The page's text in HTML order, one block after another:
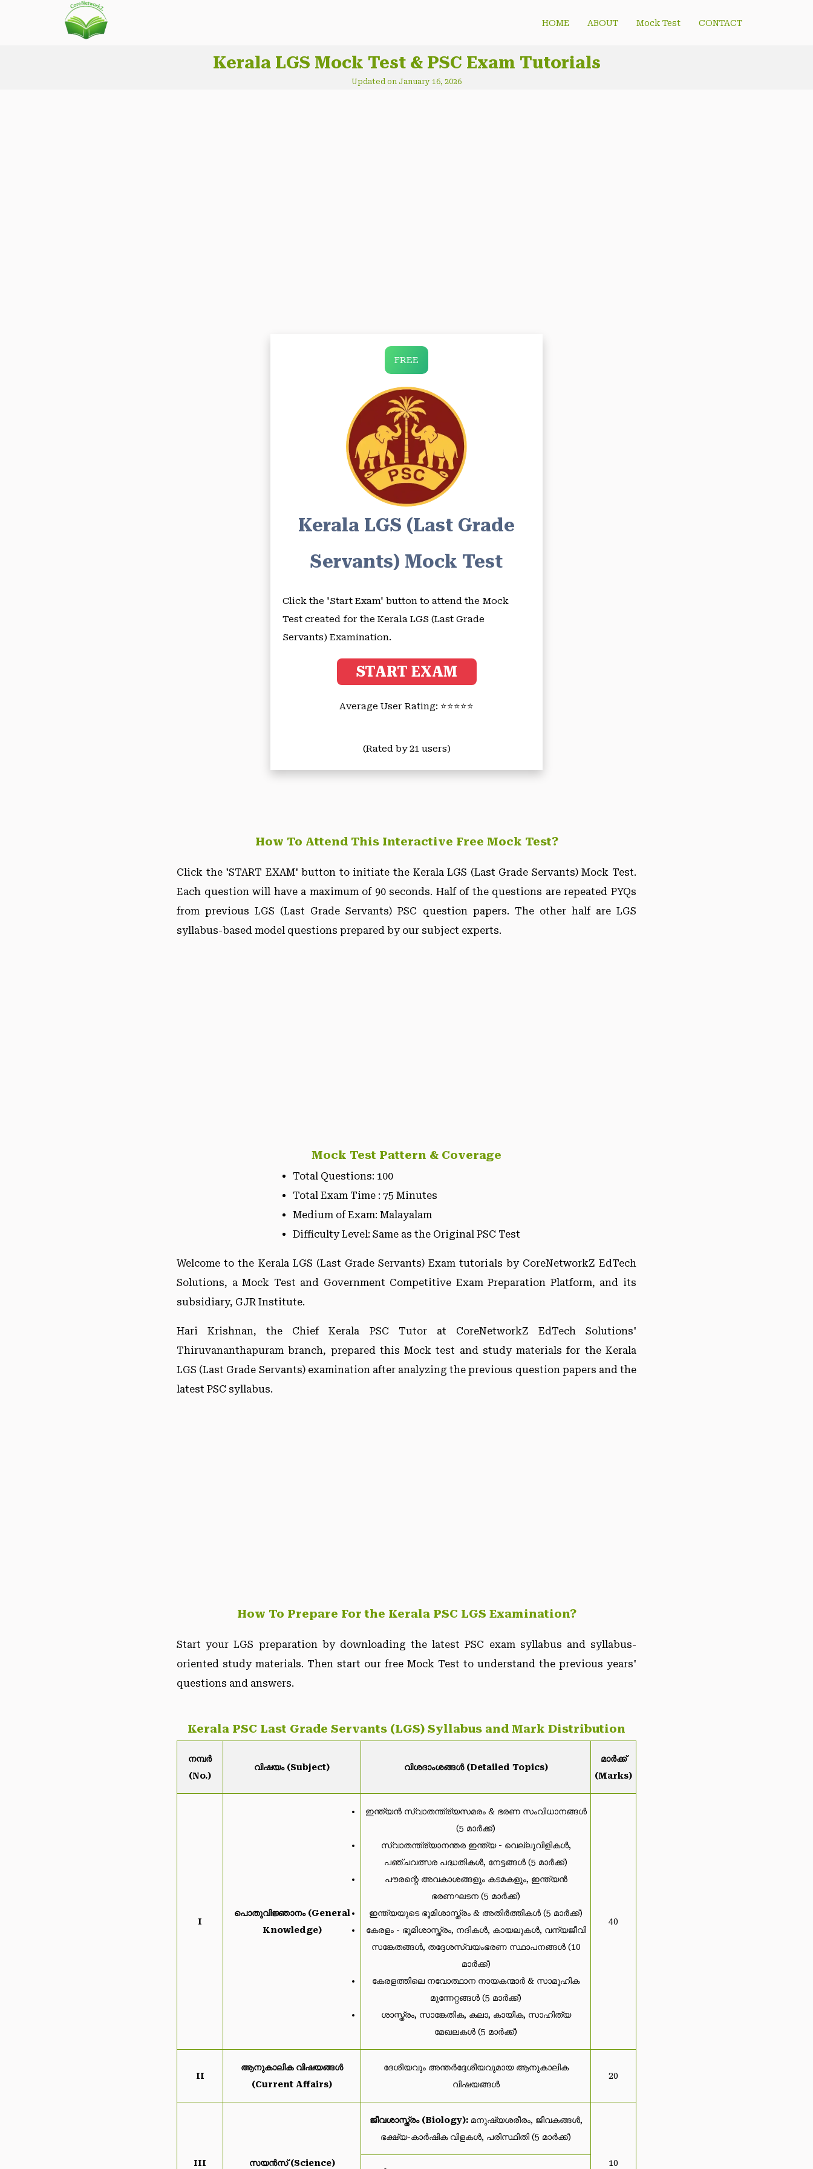
HOME ABOUT Mock Test CONTACT
Kerala LGS Mock Test & PSC Exam Tutorials
Updated on January 16, 2026
FREE
Kerala LGS (Last Grade
Servants) Mock Test
Click the 'Start Exam' button to attend the Mock
Test created for the Kerala LGS (Last Grade
Servants) Examination.
START EXAM
Average User Rating: ⭐⭐⭐⭐⭐
(Rated by 21 users)
How To Attend This Interactive Free Mock Test?
Click the 'START EXAM' button to initiate the Kerala LGS (Last Grade Servants) Mock Test.
Each question will have a maximum of 90 seconds. Half of the questions are repeated PYQs
from previous LGS (Last Grade Servants) PSC question papers. The other half are LGS
syllabus-based model questions prepared by our subject experts.
Mock Test Pattern & Coverage
Total Questions: 100
Total Exam Time : 75 Minutes
Medium of Exam: Malayalam
Difficulty Level: Same as the Original PSC Test
Welcome to the Kerala LGS (Last Grade Servants) Exam tutorials by CoreNetworkZ EdTech
Solutions, a Mock Test and Government Competitive Exam Preparation Platform, and its
subsidiary, GJR Institute.
Hari Krishnan, the Chief Kerala PSC Tutor at CoreNetworkZ EdTech Solutions'
Thiruvananthapuram branch, prepared this Mock test and study materials for the Kerala
LGS (Last Grade Servants) examination after analyzing the previous question papers and the
latest PSC syllabus.
How To Prepare For the Kerala PSC LGS Examination?
Start your LGS preparation by downloading the latest PSC exam syllabus and syllabus-
oriented study materials. Then start our free Mock Test to understand the previous years'
questions and answers.
Kerala PSC Last Grade Servants (LGS) Syllabus and Mark Distribution
നമ്പർ
(No.)
വിഷയം (Subject) വിശദാംശങ്ങൾ (Detailed Topics)
മാർക്ക്
(Marks)
I
പൊതുവിജ്ഞാനം (General
Knowledge)
ഇന്ത്യൻ സ്വാതന്ത്ര്യസമരം & ഭരണ സംവിധാനങ്ങൾ
(5 മാർക്ക്)
സ്വാതന്ത്ര്യാനന്തര ഇന്ത്യ - വെല്ലുവിളികൾ,
പഞ്ചവത്സര പദ്ധതികൾ, നേട്ടങ്ങൾ (5 മാർക്ക്)
പൗരന്റെ അവകാശങ്ങളും കടമകളും, ഇന്ത്യൻ
ഭരണഘടന (5 മാർക്ക്)
ഇന്ത്യയുടെ ഭൂമിശാസ്ത്രം & അതിർത്തികൾ (5 മാർക്ക്)
കേരളം - ഭൂമിശാസ്ത്രം, നദികൾ, കായലുകൾ, വന്യജീവി
സങ്കേതങ്ങൾ, തദ്ദേശസ്വയംഭരണ സ്ഥാപനങ്ങൾ (10
മാർക്ക്)
കേരളത്തിലെ നവോത്ഥാന നായകന്മാർ & സാമൂഹിക
മുന്നേറ്റങ്ങൾ (5 മാർക്ക്)
ശാസ്ത്രം, സാങ്കേതിക, കലാ, കായിക, സാഹിത്യ
മേഖലകൾ (5 മാർക്ക്)
40
II
ആനുകാലിക വിഷയങ്ങൾ
(Current Affairs)
ദേശീയവും അന്തർദ്ദേശീയവുമായ ആനുകാലിക
വിഷയങ്ങൾ
20
III സയൻസ് (Science)
ജീവശാസ്ത്രം (Biology):മനുഷ്യശരീരം, ജീവകങ്ങൾ,
ഭക്ഷ്യ-കാർഷിക വിളകൾ, പരിസ്ഥിതി (5 മാർക്ക്)
10